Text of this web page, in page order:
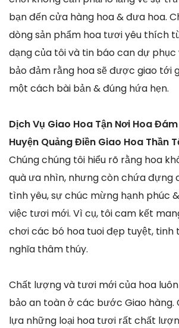
bạn đến cửa hàng hoa & đưa hoa.
dòng sản phẩm hoa tươi yêu thích
dạng của tôi và tin báo can dự phục
bảo đảm rằng hoa sẽ được giao tới
một cách bài bản & đúng hứa hẹn.
Dịch Vụ Giao Hoa Tận Nơi Hoa
Huyện Quảng Điền Giao Hoa Thần
Chúng chúng tôi hiểu rõ rằng hoa
quà ưa nhìn, nhưng còn chứa đựng
tình yêu, sự chúc mừng hạnh phúc
việc tươi mới. Vì cụ, tôi cam kết
chơi các bó hoa tuoi đẹp tuyệt, tinh
nghĩa thâm thúy.
Chất lượng và tươi mới của hoa
bảo an toàn ở các bước Giao hàng.
lựa những loại hoa tươi rất chất